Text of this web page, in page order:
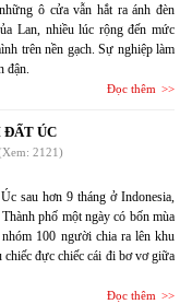
ô cửa vẫn hắt ra ánh đèn
Lan, nhiều lúc rộng đến mức
trên nền gạch. Sự nghiệp làm
đận.
Đọc thêm
ĐẤT ÚC
2121)
sau hơn 9 tháng ở Indonesia,
phố một ngày có bốn mùa
100 người chia ra lên khu
đực chiếc cái đi bơ vơ giữa
Đọc thêm